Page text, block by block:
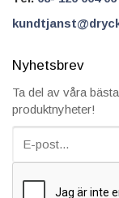
Nyhetsbrev
Ta del av våra
produktnyheter!